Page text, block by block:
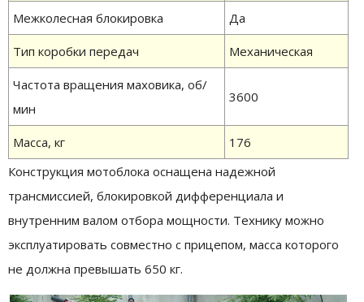
Межколесная блокировка Да
Тип коробки передач Механическая
Частота вращения маховика, об/
мин
3600
Масса, кг
176
Конструкция мотоблока оснащена надежной
трансмиссией, блокировкой дифференциала и
внутренним валом отбора мощности. Технику можно
эксплуатировать совместно с прицепом, масса которого
не должна превышать 650 кг.